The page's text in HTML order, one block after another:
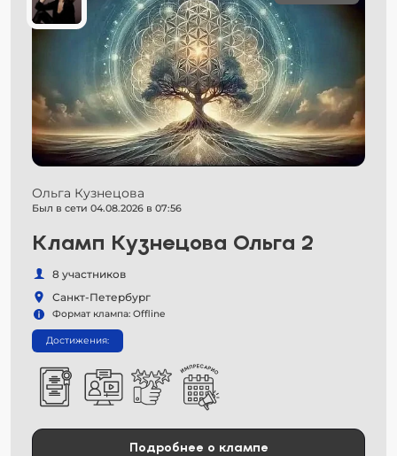
Ольга Кузнецова
Был в сети 04.08.2026 в 07:56
Кламп Кузнецова Ольга 2
8 участников
Санкт-Петербург
Формат клампа: Offline
Достижения:
Подробнее о клампе